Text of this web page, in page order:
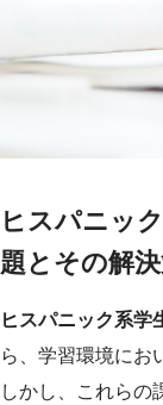
ヒスパニッ
題とその解
ヒスパニック系学
ら、学習環境にお
しかし、これらの